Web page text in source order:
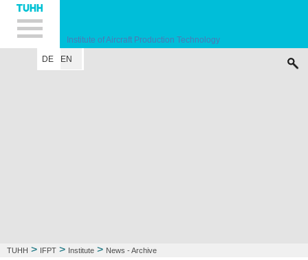
Hauptnavigation
Unternavigation
Inhalt
Suche
Institute of Aircraft Production Technology
DE
EN
TUHH > IFPT > Institute > News - Archive